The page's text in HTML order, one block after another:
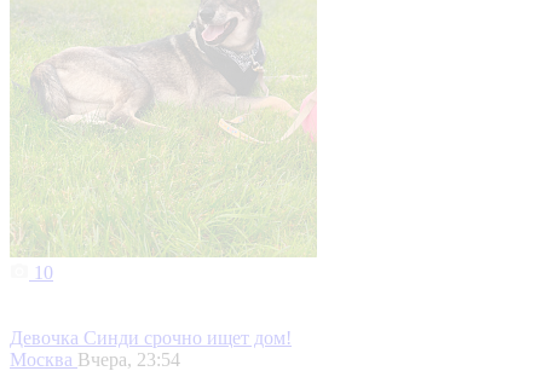
10
Девочка Синди срочно ищет дом!
Москва Вчера, 23:54